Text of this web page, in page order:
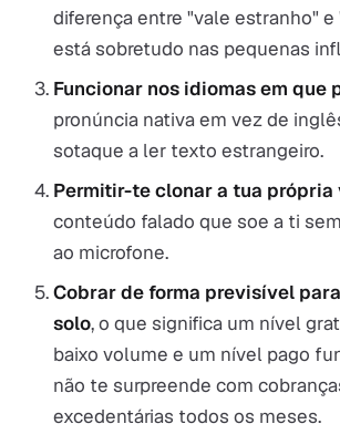
diferença entre "vale estranho"
está sobretudo nas pequenas
Funcionar nos idiomas em que
pronúncia nativa em vez de
sotaque a ler texto estrangeiro.
Permitir-te clonar a tua própria
conteúdo falado que soe a ti
ao microfone.
Cobrar de forma previsível
solo, o que significa um nível
baixo volume e um nível pago
não te surpreende com
excedentárias todos os meses.